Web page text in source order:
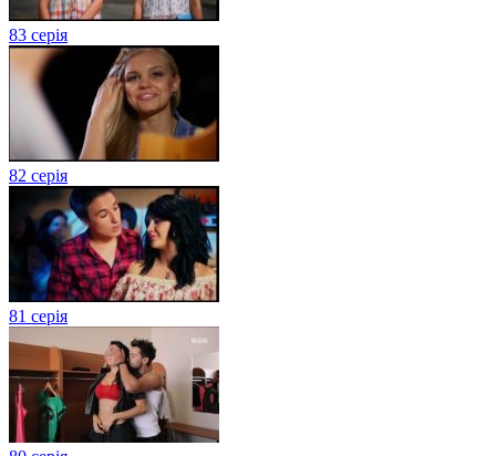
83 серія
82 серія
81 серія